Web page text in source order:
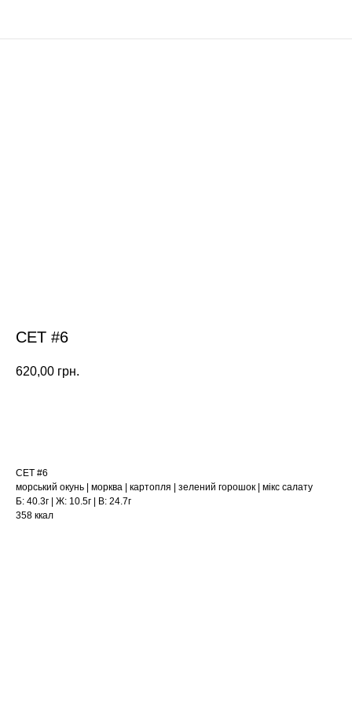
СЕТ #6
620,00 грн.
СЕТ #6
морський окунь | морква | картопля | зелений горошок | мікс салату
Б: 40.3г | Ж: 10.5г | В: 24.7г
358 ккал